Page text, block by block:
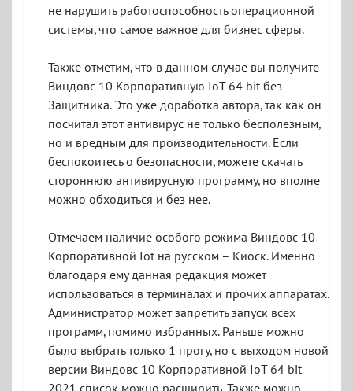
не нарушить работоспособность операционной
системы, что самое важное для бизнес сферы.
Также отметим, что в данном случае вы получите
Виндовс 10 Корпоративную IoT 64 bit без
Защитника. Это уже доработка автора, так как он
посчитал этот антивирус не только бесполезным,
но и вредным для производительности. Если
беспокоитесь о безопасности, можете скачать
стороннюю антивирусную программу, но вполне
можно обходиться и без нее.
Отмечаем наличие особого режима Виндовс 10
Корпоративной Iot на русском – Киоск. Именно
благодаря ему данная редакция может
использоваться в терминалах и прочих аппаратах.
Администратор может запретить запуск всех
программ, помимо избранных. Раньше можно
было выбрать только 1 прогу, но с выходом новой
версии Виндовс 10 Корпоративной IoT 64 bit